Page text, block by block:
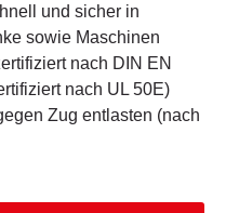
und sicher in
sowie Maschinen
nach DIN EN
nach UL 50E)
Zug entlasten (nach